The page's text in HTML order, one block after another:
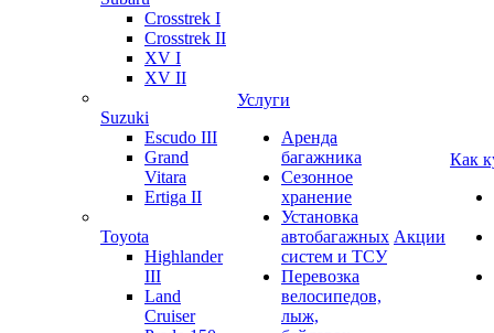
Crosstrek I
Crosstrek II
XV I
XV II
Suzuki
Escudo III
Grand
Vitara
Ertiga II
Toyota
Highlander
III
Land
Cruiser
Услуги
Аренда
багажника
Сезонное
хранение
Установка
автобагажных
систем и ТСУ
Перевозка
велосипедов,
лыж,
Акции
Как